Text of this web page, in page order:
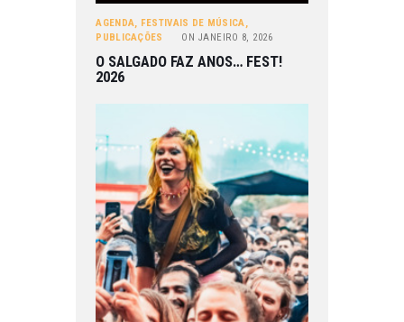
AGENDA, FESTIVAIS DE MÚSICA,
PUBLICAÇÕES
ON JANEIRO 8, 2026
O SALGADO FAZ ANOS… FEST!
2026